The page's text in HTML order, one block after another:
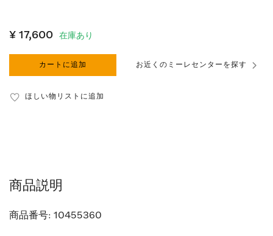
¥ 17,600 在庫あり
カートに追加 お近くのミーレセンターを探す
ほしい物リストに追加
商品説明
商品番号: 10455360